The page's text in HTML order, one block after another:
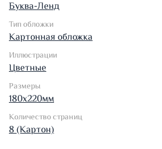
Буква-Ленд
Тип обложки
Картонная обложка
Иллюстрации
Цветные
Размеры
180х220мм
Количество страниц
8 (Картон)